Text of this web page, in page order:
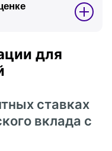
для
ставках
вклада с